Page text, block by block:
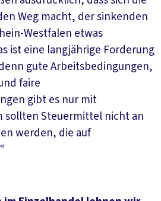
Weg macht, der sinkenden
Westfalen etwas
ist eine langjährige Forderung
gute Arbeitsbedingungen,
faire
gibt es nur mit
sollten Steuermittel nicht an
werden, die auf